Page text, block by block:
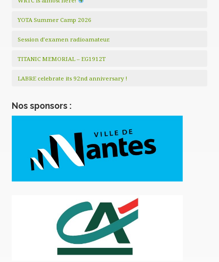
YOTA Summer Camp 2026
Session d’examen radioamateur.
TITANIC MEMORIAL – EG1912T
LABRE celebrate its 92nd anniversary !
Nos sponsors :